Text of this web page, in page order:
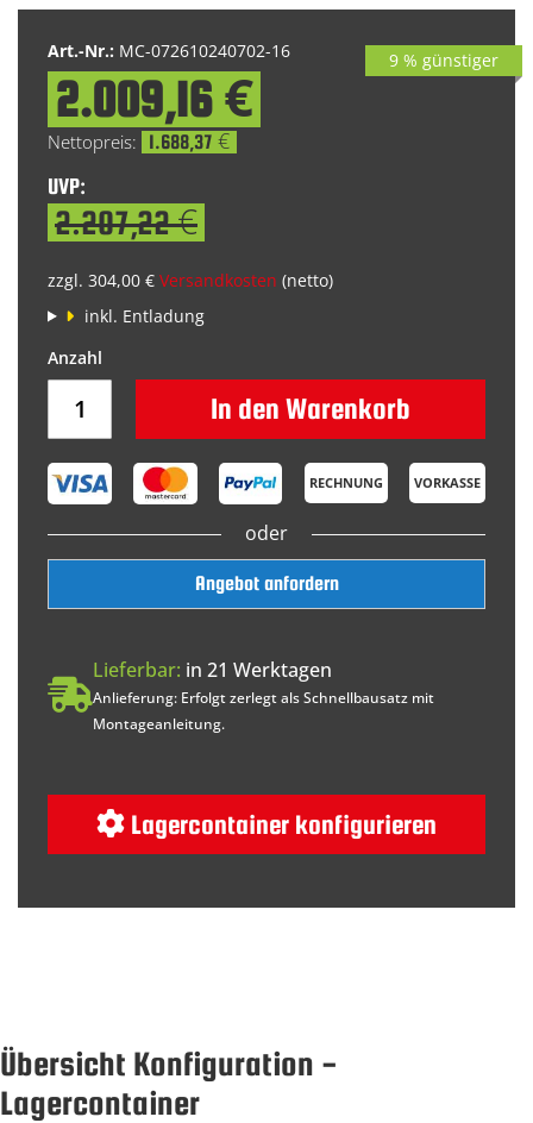
Art.-Nr.: MC-072610240702-16
Special
Price
2.009,16 €
1.688,37 €
UVP:
2.207,22 €
zzgl. 304,00 € Versandkosten (netto)
inkl. Entladung
In den Warenkorb
RECHNUNG VORKASSE
oder
Angebot anfordern
Lieferbar: in 21 Werktagen
Anlieferung: Erfolgt zerlegt als Schnellbausatz mit
Montageanleitung.
Lagercontainer konfigurieren
9 % günstiger
Übersicht Konfiguration -
Lagercontainer